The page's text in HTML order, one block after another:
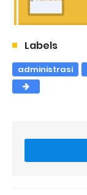
Labels
administrasi